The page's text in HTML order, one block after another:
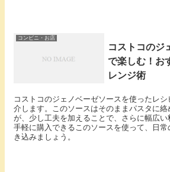
コンビニ・お店
コストコのジ
で楽しむ！お
レンジ術
コストコのジェノベーゼソースを使ったレ
介します。このソースはそのままパスタに
が、少し工夫を加えることで、さらに幅広い
手軽に購入できるこのソースを使って、日
き込みましょう。